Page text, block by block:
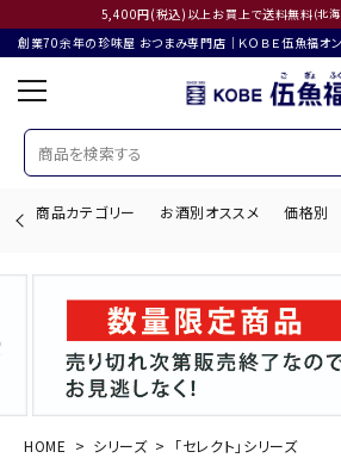
5,400円(税込)以上お買上で送料無料(北
創業70余年の珍味屋 おつまみ専門店│ＫＯＢＥ伍魚福オン
商品カテゴリー お酒別オススメ 価格別
search
ACCOUNT MENU
HOME シリーズ 「セレクト」シリーズ